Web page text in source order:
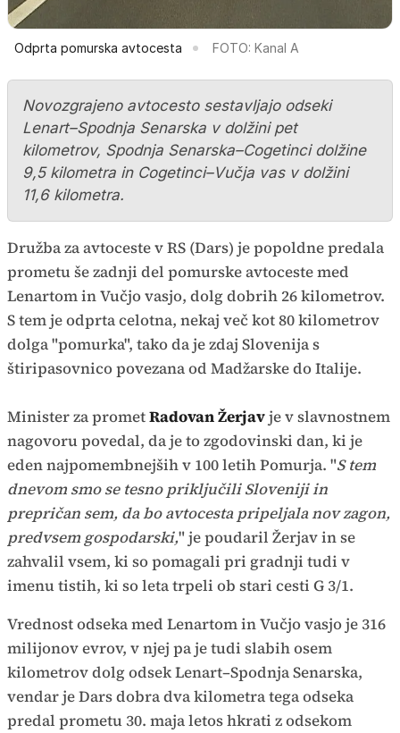
Odprta pomurska avtocesta FOTO: Kanal A
Novozgrajeno avtocesto sestavljajo odseki
Lenart–Spodnja Senarska v dolžini pet
kilometrov, Spodnja Senarska–Cogetinci dolžine
9,5 kilometra in Cogetinci–Vučja vas v dolžini
11,6 kilometra.
Družba za avtoceste v RS (Dars) je popoldne predala
prometu še zadnji del pomurske avtoceste med
Lenartom in Vučjo vasjo, dolg dobrih 26 kilometrov.
S tem je odprta celotna, nekaj več kot 80 kilometrov
dolga "pomurka", tako da je zdaj Slovenija s
štiripasovnico povezana od Madžarske do Italije.
Minister za prometRadovan Žerjavje v slavnostnem
nagovoru povedal, da je to zgodovinski dan, ki je
eden najpomembnejših v 100 letih Pomurja. "S tem
dnevom smo se tesno priključili Sloveniji in
prepričan sem, da bo avtocesta pripeljala nov zagon,
predvsem gospodarski," je poudaril Žerjav in se
zahvalil vsem, ki so pomagali pri gradnji tudi v
imenu tistih, ki so leta trpeli ob stari cesti G 3/1.
Vrednost odseka med Lenartom in Vučjo vasjo je 316
milijonov evrov, v njej pa je tudi slabih osem
kilometrov dolg odsek Lenart–Spodnja Senarska,
vendar je Dars dobra dva kilometra tega odseka
predal prometu 30. maja letos hkrati z odsekom